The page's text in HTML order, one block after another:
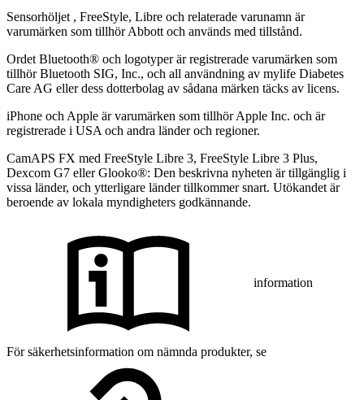
Sensorhöljet , FreeStyle, Libre och relaterade varunamn är
varumärken som tillhör Abbott och används med tillstånd.
Ordet Bluetooth® och logotyper är registrerade varumärken som
tillhör Bluetooth SIG, Inc., och all användning av mylife Diabetes
Care AG eller dess dotterbolag av sådana märken täcks av licens.
iPhone och Apple är varumärken som tillhör Apple Inc. och är
registrerade i USA och andra länder och regioner.
CamAPS FX med FreeStyle Libre 3, FreeStyle Libre 3 Plus,
Dexcom G7 eller Glooko®: Den beskrivna nyheten är tillgänglig i
vissa länder, och ytterligare länder tillkommer snart. Utökandet är
beroende av lokala myndigheters godkännande.
information
För säkerhetsinformation om nämnda produkter, se